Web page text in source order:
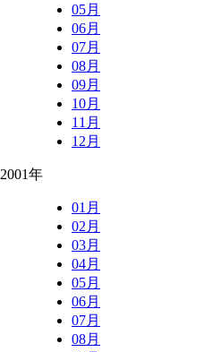
05月
06月
07月
08月
09月
10月
11月
12月
2001年
01月
02月
03月
04月
05月
06月
07月
08月